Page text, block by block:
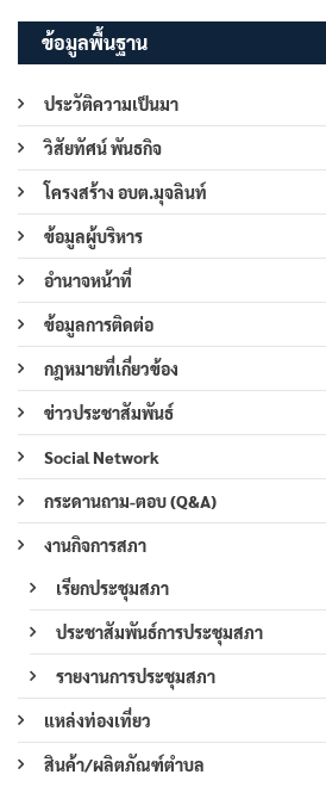
ข้อมูลพื้นฐาน
ประวัติความเป็นมา
วิสัยทัศน์ พันธกิจ
โครงสร้าง อบต.มุจลินท์
ข้อมูลผู้บริหาร
อำนาจหน้าที่
ข้อมูลการติดต่อ
กฎหมายที่เกี่ยวข้อง
ข่าวประชาสัมพันธ์
Social Network
กระดานถาม-ตอบ (Q&A)
งานกิจการสภา
เรียกประชุมสภา
ประชาสัมพันธ์การประชุมสภา
รายงานการประชุมสภา
แหล่งท่องเที่ยว
สินค้า/ผลิตภัณฑ์ตำบล